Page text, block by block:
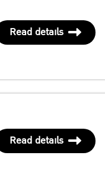
Read details
Read details